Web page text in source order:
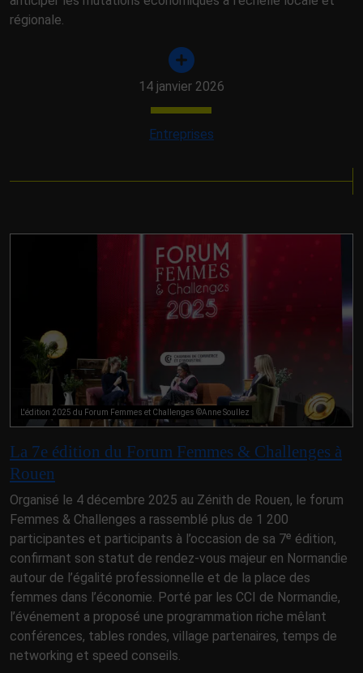
régionale.
14 janvier 2026
Entreprises
L'édition 2025 du Forum Femmes et Challenges ©Anne Soullez
La 7e édition du Forum Femmes & Challenges à
Rouen
Organisé le 4 décembre 2025 au Zénith de Rouen, le forum
Femmes & Challenges a rassemblé plus de 1 200
participantes et participants à l’occasion de sa 7ᵉ édition,
confirmant son statut de rendez-vous majeur en Normandie
autour de l’égalité professionnelle et de la place des
femmes dans l’économie. Porté par les CCI de Normandie,
l’événement a proposé une programmation riche mêlant
conférences, tables rondes, village partenaires, temps de
networking et speed conseils.